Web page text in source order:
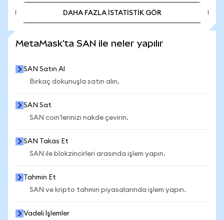
DAHA FAZLA İSTATİSTİK GÖR
MetaMask'ta SAN ile neler yapılır
SAN Satın Al
Birkaç dokunuşla satın alın.
SAN Sat
SAN coin'lerinizi nakde çevirin.
SAN Takas Et
SAN ile blokzincirleri arasında işlem yapın.
Tahmin Et
SAN ve kripto tahmin piyasalarında işlem yapın.
Vadeli İşlemler